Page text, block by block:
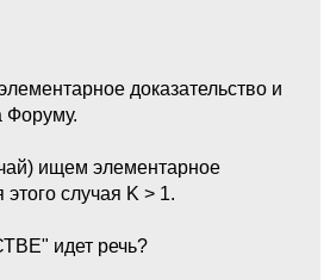
доказательство и
Форуму.
ищем элементарное
этого случая K > 1.
идет речь?